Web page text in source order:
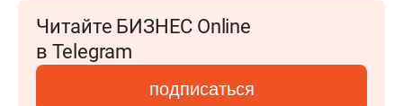
Читайте БИЗНЕС Online
в Telegram
подписаться